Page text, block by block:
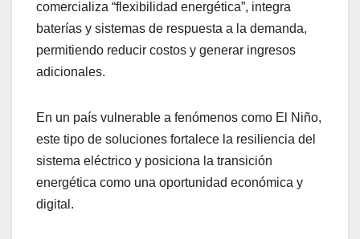
comercializa “flexibilidad energética”, integra
baterías y sistemas de respuesta a la demanda,
permitiendo reducir costos y generar ingresos
adicionales.
En un país vulnerable a fenómenos como El Niño,
este tipo de soluciones fortalece la resiliencia del
sistema eléctrico y posiciona la transición
energética como una oportunidad económica y
digital.